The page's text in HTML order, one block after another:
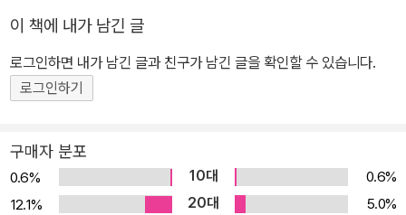
부’하려는 이들에게 그의 책은 든든한 안내자가 되어줄 것이다. 지은
책으로 《개념어 사전》, 《혼자 공부하는 이들을 위한 최소한의 지식:
철학》, 《혼자 공부하는 이들을 위한 최소한의 지식: 역사》, 《한눈에
전쟁》, 《페다고지》, 《비잔티움 연대기 1~6》 등이 있다.
이 책에 내가 남긴 글
로그인하면 내가 남긴 글과 친구가 남긴 글을 확인할 수 있습니다.
로그인하기
구매자 분포
0.6% 10대
0.6%
12.1%
20대
5.0%